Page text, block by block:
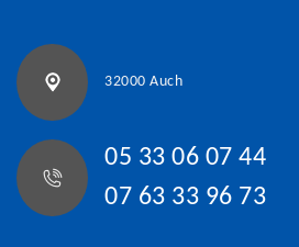
32000 Auch
05 33 06 07 44
07 63 33 96 73